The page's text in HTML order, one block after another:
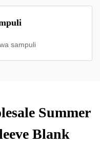
sampuli
Summer
Blank